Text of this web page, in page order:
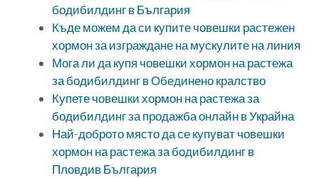
бодибилдинг в България
Къде можем да си купите човешки растежен
хормон за изграждане на мускулите на линия
Мога ли да купя човешки хормон на растежа
за бодибилдинг в Обединено кралство
Купете човешки хормон на растежа за
бодибилдинг за продажба онлайн в Украйна
Най-доброто място да се купуват човешки
хормон на растежа за бодибилдинг в
Пловдив България